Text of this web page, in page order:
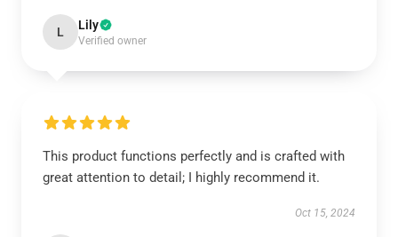
L Lily
Verified owner
This product functions perfectly and is crafted with
great attention to detail; I highly recommend it.
Oct 15, 2024